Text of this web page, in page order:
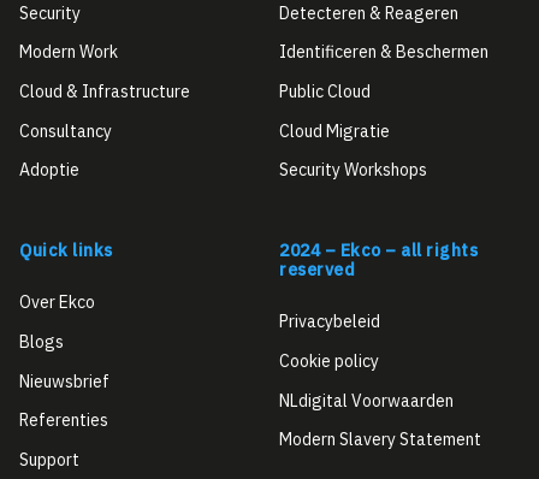
Security
Modern Work
Cloud & Infrastructure
Consultancy
Adoptie
Detecteren & Reageren
Identificeren & Beschermen
Public Cloud
Cloud Migratie
Security Workshops
Quick links
Over Ekco
Blogs
Nieuwsbrief
Referenties
Support
2024 – Ekco – all rights
reserved
Privacybeleid
Cookie policy
NLdigital Voorwaarden
Modern Slavery Statement